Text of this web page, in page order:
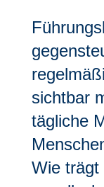
sichtbar
tägliche
Wie trägt